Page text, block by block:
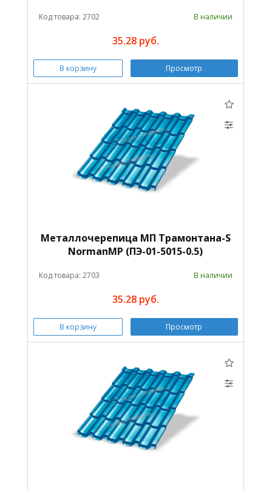
Код товара: 2702 В наличии
35.28 руб.
В корзину Просмотр
Металлочерепица МП Трамонтана-S
NormanMP (ПЭ-01-5015-0.5)
Код товара: 2703 В наличии
35.28 руб.
В корзину Просмотр